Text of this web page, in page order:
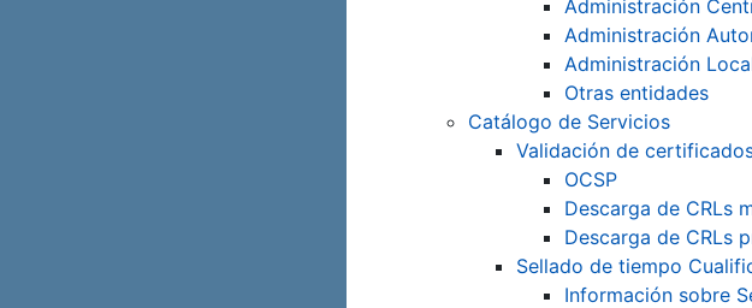
Administración
Administración
Administración
Otras entidades
Catálogo de Servicios
Validación de
OCSP
Descarga de CRLs
Descarga de CRLs
Sellado de tiempo
Información sobre